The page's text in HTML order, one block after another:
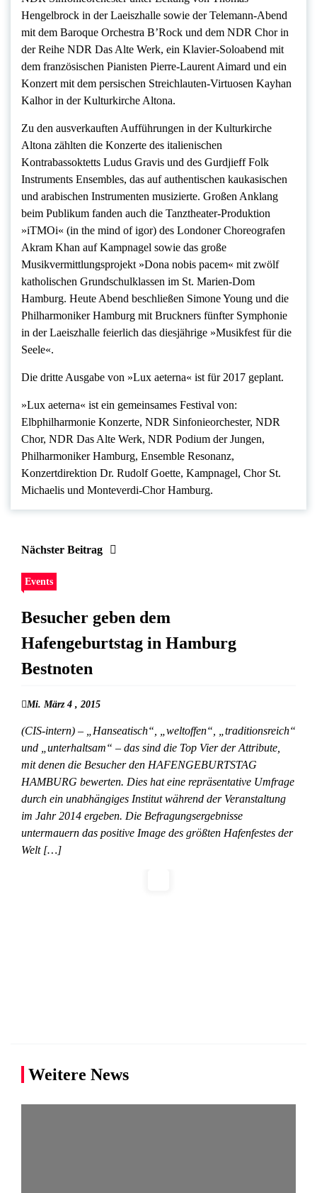
Hengelbrock in der Laeiszhalle sowie der Telemann-Abend
mit dem Baroque Orchestra B’Rock und dem NDR Chor in
der Reihe NDR Das Alte Werk, ein Klavier-Soloabend mit
dem französischen Pianisten Pierre-Laurent Aimard und ein
Konzert mit dem persischen Streichlauten-Virtuosen Kayhan
Kalhor in der Kulturkirche Altona.
Zu den ausverkauften Aufführungen in der Kulturkirche
Altona zählten die Konzerte des italienischen
Kontrabassoktetts Ludus Gravis und des Gurdjieff Folk
Instruments Ensembles, das auf authentischen kaukasischen
und arabischen Instrumenten musizierte. Großen Anklang
beim Publikum fanden auch die Tanztheater-Produktion
»iTMOi« (in the mind of igor) des Londoner Choreografen
Akram Khan auf Kampnagel sowie das große
Musikvermittlungsprojekt »Dona nobis pacem« mit zwölf
katholischen Grundschulklassen im St. Marien-Dom
Hamburg. Heute Abend beschließen Simone Young und die
Philharmoniker Hamburg mit Bruckners fünfter Symphonie
in der Laeiszhalle feierlich das diesjährige »Musikfest für die
Seele«.
Die dritte Ausgabe von »Lux aeterna« ist für 2017 geplant.
»Lux aeterna« ist ein gemeinsames Festival von:
Elbphilharmonie Konzerte, NDR Sinfonieorchester, NDR
Chor, NDR Das Alte Werk, NDR Podium der Jungen,
Philharmoniker Hamburg, Ensemble Resonanz,
Konzertdirektion Dr. Rudolf Goette, Kampnagel, Chor St.
Michaelis und Monteverdi-Chor Hamburg.
Nächster Beitrag
Events
Besucher geben dem
Hafengeburtstag in Hamburg
Bestnoten
Mi. März 4 , 2015
(CIS-intern) – „Hanseatisch“, „weltoffen“, „traditionsreich“
und „unterhaltsam“ – das sind die Top Vier der Attribute,
mit denen die Besucher den HAFENGEBURTSTAG
HAMBURG bewerten. Dies hat eine repräsentative Umfrage
durch ein unabhängiges Institut während der Veranstaltung
im Jahr 2014 ergeben. Die Befragungsergebnisse
untermauern das positive Image des größten Hafenfestes der
Welt […]
Weitere News